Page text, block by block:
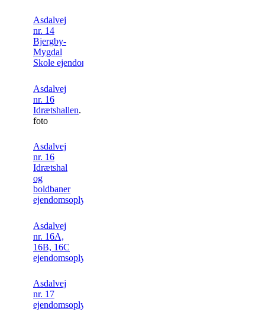
Asdalvej
nr. 14
Bjergby-
Mygdal
Skole ejendomsoplysning
Asdalvej
nr. 16
Idrætshallen.
foto
Asdalvej
nr. 16
Idrætshal
og
boldbaner
ejendomsoplysning
Asdalvej
nr. 16A,
16B, 16C
ejendomsoplysning.
Asdalvej
nr. 17
ejendomsoplysning